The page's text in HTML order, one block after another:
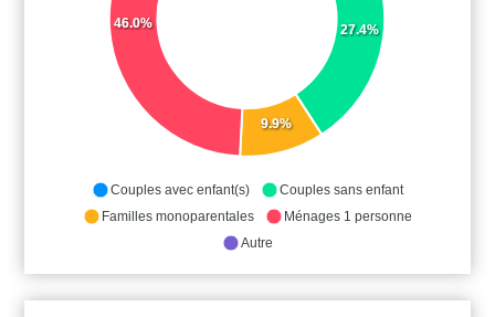
27.4%
9.9%
46.0%
Couples avec enfant(s)
Couples sans enfant
Familles monoparentales
Ménages 1 personne
Autre